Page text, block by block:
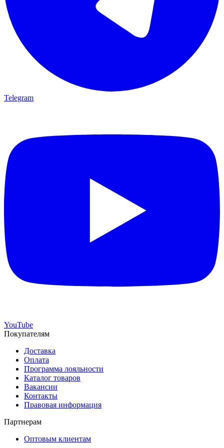
Telegram
YouTube
Покупателям
Доставка
Оплата
Программа лояльности
Каталог товаров
Вакансии
Контакты
Правовая информация
Партнерам
Оптовым клиентам